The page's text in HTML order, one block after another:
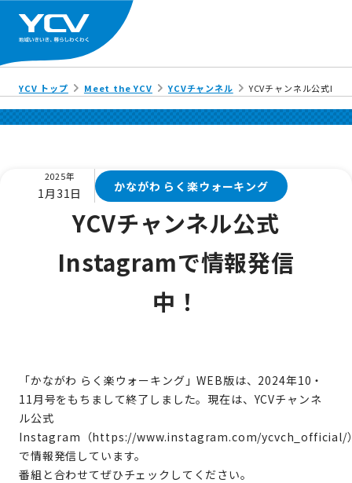
YCV トップ Meet the YCV YCVチャンネル YCVチャンネル公式
2025年
1月31日 かながわ らく楽ウォーキング
YCVチャンネル公式
Instagramで情報発信
中！
「かながわ らく楽ウォーキング」WEB版は、2024年10・
11月号をもちまして終了しました。現在は、YCVチャンネ
ル公式
Instagram（https://www.instagram.com/ycvch_official/
で情報発信しています。
番組と合わせてぜひチェックしてください。